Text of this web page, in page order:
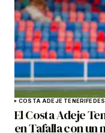
COSTA ADEJE TENERIFE
El Costa Adeje
en Tafalla con un